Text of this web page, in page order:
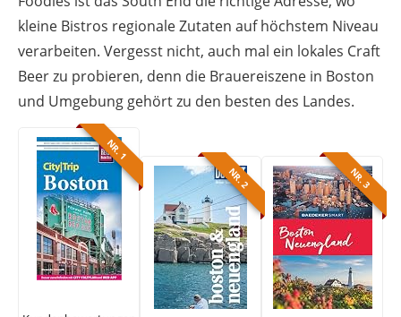
kleine Bistros regionale Zutaten auf höchstem Niveau
verarbeiten. Vergesst nicht, auch mal ein lokales Craft
Beer zu probieren, denn die Brauereiszene in Boston
und Umgebung gehört zu den besten des Landes.
NR. 1
NR. 2 NR. 3